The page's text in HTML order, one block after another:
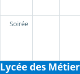
Soirée
Lycée des